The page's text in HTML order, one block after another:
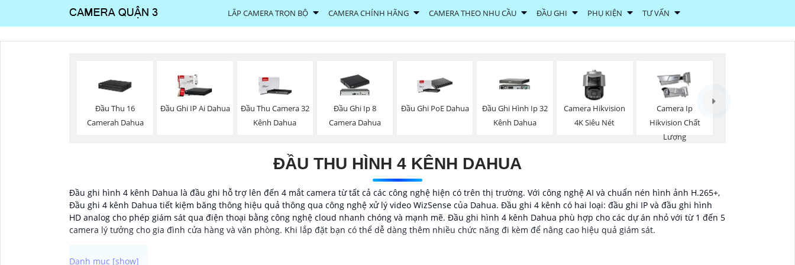
LẮP CAMERA TRỌN BỘ CAMERA CHÍNH HÃNG CAMERA THEO NHU CẦU ĐẦU GHI PHỤ KIỆN TƯ VẤN
Đầu Thu 16
Camerah Dahua
Đầu Ghi IP Ai Dahua
Đầu Thu Camera 32
Kênh Dahua
Đầu Ghi Ip 8
Camera Dahua
Đầu Ghi PoE Dahua
Đầu Ghi Hình Ip 32
Kênh Dahua
Camera Hikvision
4K Siêu Nét
Camera Ip
Hikvision Chất
Lượng
ĐẦU THU HÌNH 4 KÊNH DAHUA
Đầu ghi hình 4 kênh Dahua là đầu ghi hỗ trợ lên đến 4 mắt camera từ tất cả các công nghệ hiện có trên thị trường. Với công nghệ AI và chuẩn nén hình ảnh H.265+,
Đầu ghi 4 kênh Dahua tiết kiệm băng thông hiệu quả thông qua công nghệ xử lý video WizSense của Dahua. Đầu ghi 4 kênh có hai loại: đầu ghi IP và đầu ghi hình
HD analog cho phép giám sát qua điện thoại bằng công nghệ cloud nhanh chóng và mạnh mẽ. Đầu ghi hình 4 kênh Dahua phù hợp cho các dự án nhỏ với từ 1 đến 5
camera lý tưởng cho gia đình cửa hàng và văn phòng. Khi lắp đặt bạn có thể dễ dàng thêm nhiều chức năng đi kèm để nâng cao hiệu quả giám sát.